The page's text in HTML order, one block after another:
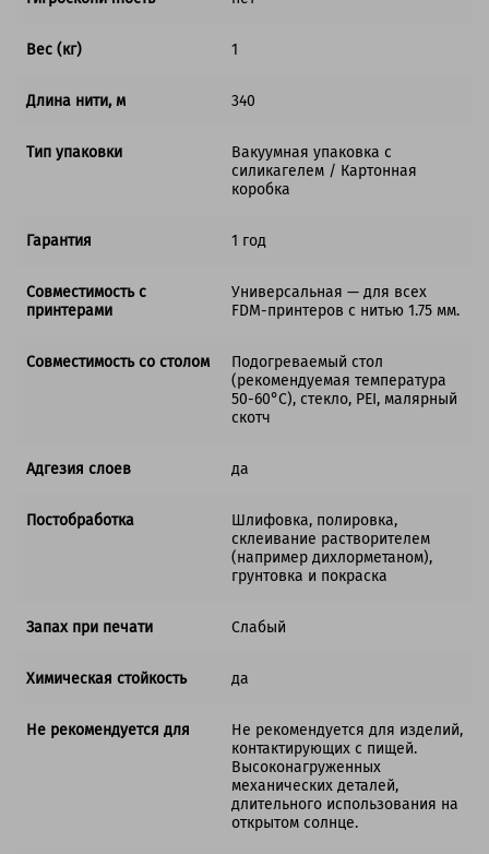
Вес (кг) 1
Длина нити, м 340
Тип упаковки
Вакуумная упаковка с
силикагелем / Картонная
коробка
Гарантия 1 год
Совместимость с
принтерами
Универсальная — для всех
FDM-принтеров с нитью 1.75 мм.
Совместимость со столом
Подогреваемый стол
(рекомендуемая температура
50-60°C), стекло, PEI, малярный
скотч
Адгезия слоев да
Постобработка
Шлифовка, полировка,
склеивание растворителем
(например дихлорметаном),
грунтовка и покраска
Запах при печати Слабый
Химическая стойкость да
Не рекомендуется для
Не рекомендуется для изделий,
контактирующих с пищей.
Высоконагруженных
механических деталей,
длительного использования на
открытом солнце.